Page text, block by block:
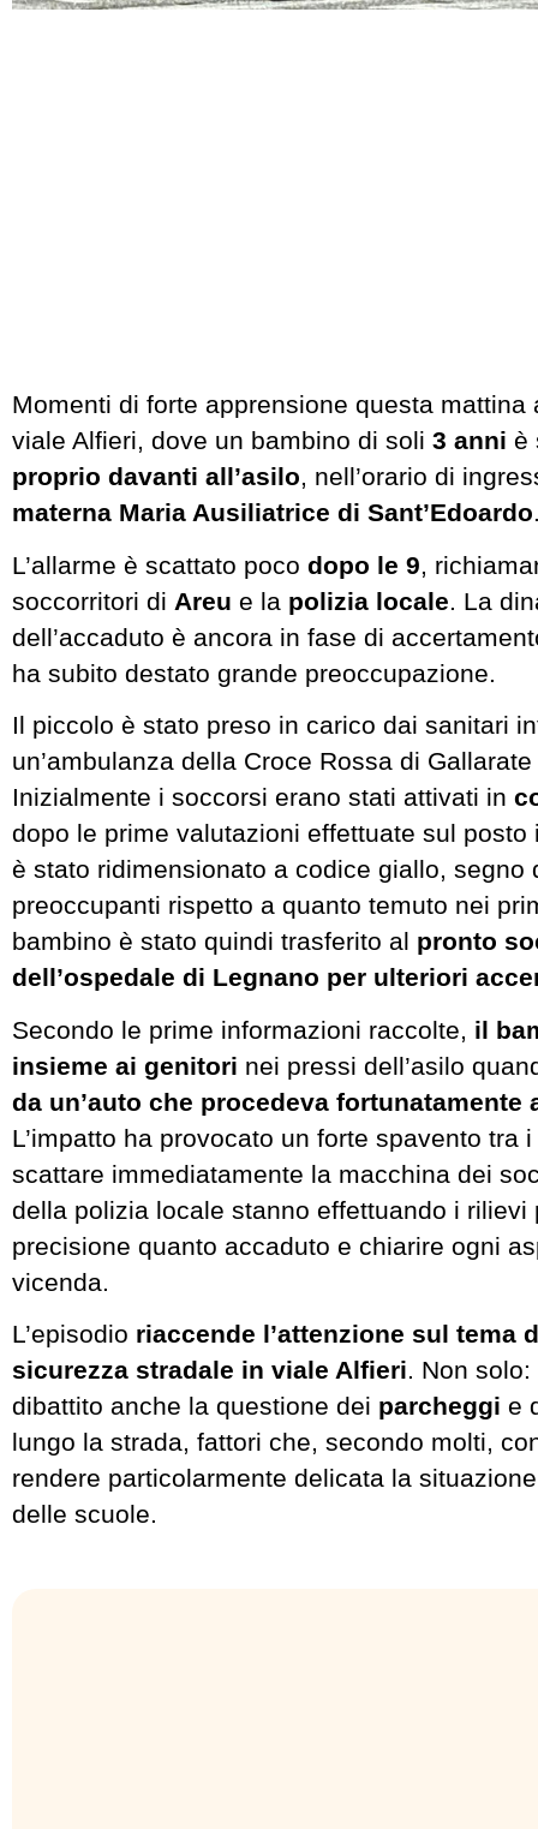
Momenti di forte apprensione questa mattina
viale Alfieri, dove un bambino di soli 3 anni è
proprio davanti all’asilo, nell’orario di
materna Maria Ausiliatrice di Sant’Edoardo
L’allarme è scattato poco dopo le 9 ,
soccorritori di Areu e la polizia locale . La
dell’accaduto è ancora in fase di
ha subito destato grande preoccupazione.
Il piccolo è stato preso in carico dai sanitari
un’ambulanza della Croce Rossa di
Inizialmente i soccorsi erano stati attivati in
dopo le prime valutazioni effettuate sul posto
è stato ridimensionato a codice giallo, segno
preoccupanti rispetto a quanto temuto nei
bambino è stato quindi trasferito al pronto
dell’ospedale di Legnano per ulteriori
Secondo le prime informazioni raccolte, il
insieme ai genitori nei pressi dell’asilo
da un’auto che procedeva fortunatamente
L’impatto ha provocato un forte spavento tra
scattare immediatamente la macchina dei
della polizia locale stanno effettuando i rilievi
precisione quanto accaduto e chiarire ogni
vicenda.
L’episodio riaccende l’attenzione sul tema
sicurezza stradale in viale Alfieri. Non
dibattito anche la questione dei parcheggi e
lungo la strada, fattori che, secondo molti,
rendere particolarmente delicata la
delle scuole.